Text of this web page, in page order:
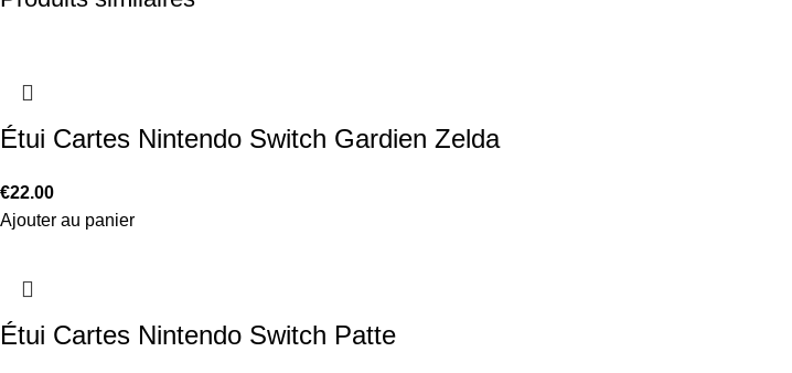
Étui Cartes Nintendo Switch Gardien Zelda
€22.00
Ajouter au panier
Étui Cartes Nintendo Switch Patte